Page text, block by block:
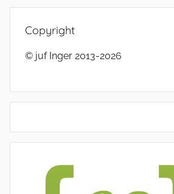
Copyright
© juf Inger 2013-2026